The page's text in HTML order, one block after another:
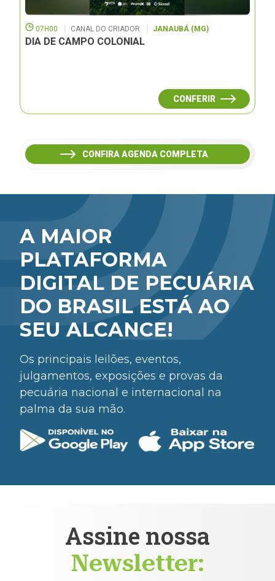
07H00 CANAL DO CRIADOR JANAUBÁ (MG)
DIA DE CAMPO COLONIAL
CONFERIR
CONFIRA AGENDA COMPLETA
A MAIOR
PLATAFORMA
DIGITAL DE PECUÁRIA
DO BRASIL ESTÁ AO
SEU ALCANCE!
Os principais leilões, eventos,
julgamentos, exposições e provas da
pecuária nacional e internacional na
palma da sua mão.
Assine nossa
Newsletter: